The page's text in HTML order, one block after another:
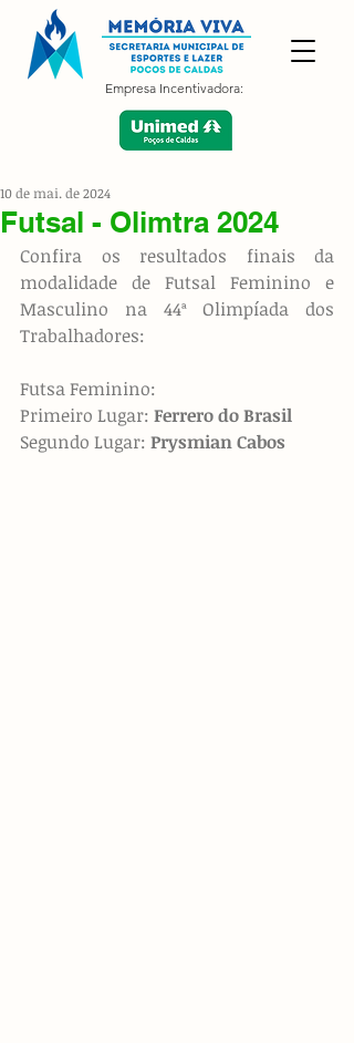
Empresa Incentivadora:
Futsal - Olimtra 2024
10 de mai. de 2024
Confira os resultados finais da
modalidade de Futsal Feminino e
Masculino na 44ª Olimpíada dos
Trabalhadores:
Futsa Feminino:
Primeiro Lugar: Ferrero do Brasil
Segundo Lugar: Prysmian Cabos